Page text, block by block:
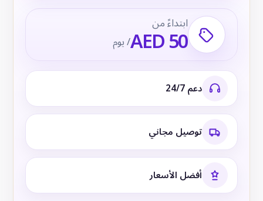
ابتداءً من
AED 50/ يوم
دعم 24/7
توصيل مجاني
أفضل الأسعار